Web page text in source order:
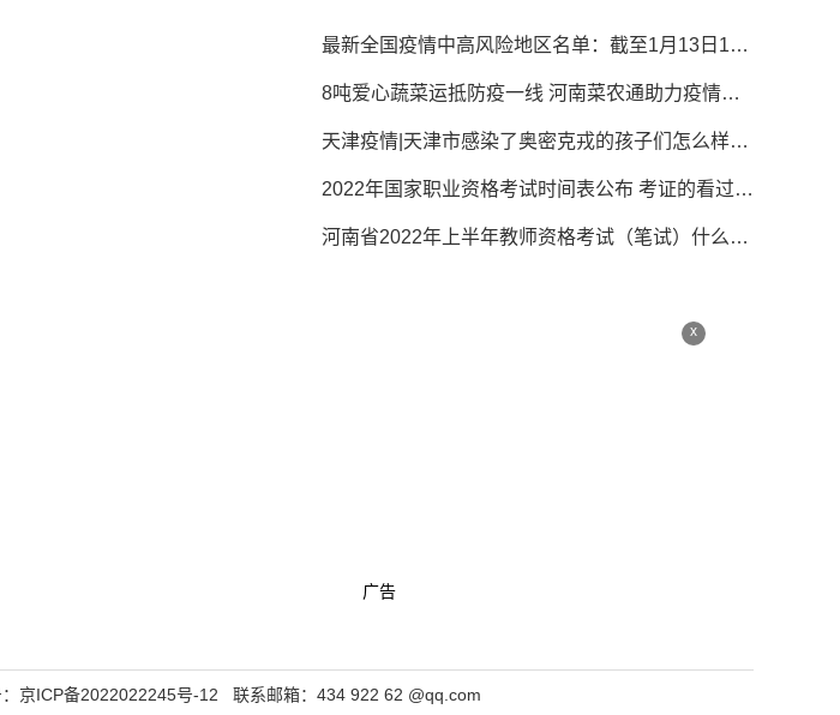
最新全国疫情中高风险地区名单：截至1月13日16时，共86个
8吨爱心蔬菜运抵防疫一线 河南菜农通助力疫情防控
天津疫情|天津市感染了奥密克戎的孩子们怎么样了？
2022年国家职业资格考试时间表公布 考证的看过来！
河南省2022年上半年教师资格考试（笔试）什么时候报名？原计划1月14日延迟
x
广告
京ICP备2022022245号-12 联系邮箱：434 922 62 @qq.com